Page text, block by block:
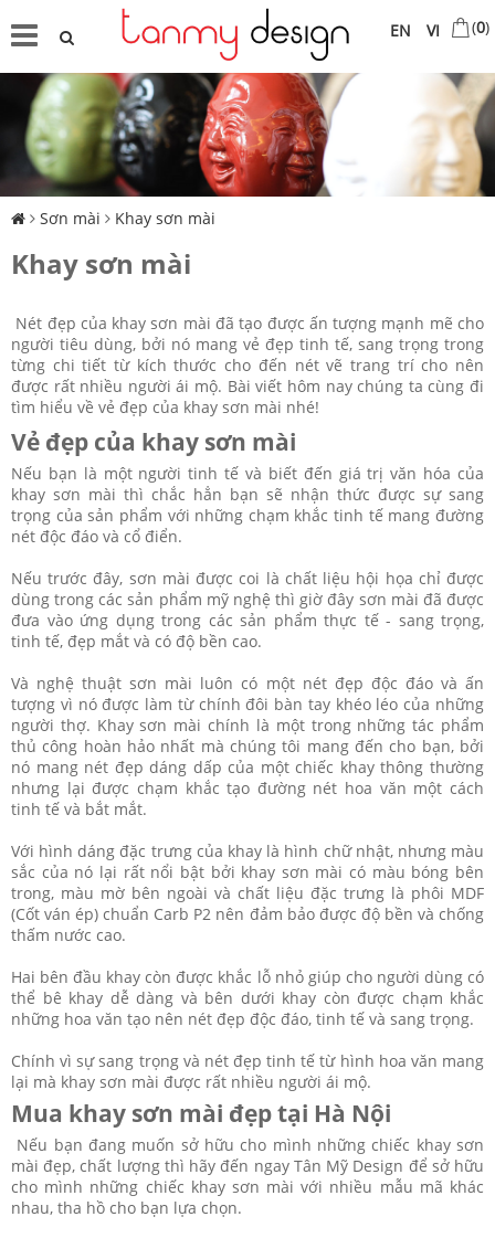
VI
EN (0)
Sơn mài Khay sơn mài
Khay sơn mài
Nét đẹp của khay sơn mài đã tạo được ấn tượng mạnh mẽ cho
người tiêu dùng, bởi nó mang vẻ đẹp tinh tế, sang trọng trong
từng chi tiết từ kích thước cho đến nét vẽ trang trí cho nên
được rất nhiều người ái mộ. Bài viết hôm nay chúng ta cùng đi
tìm hiểu về vẻ đẹp của khay sơn mài nhé!
Vẻ đẹp của khay sơn mài
Nếu bạn là một người tinh tế và biết đến giá trị văn hóa của
khay sơn mài thì chắc hẳn bạn sẽ nhận thức được sự sang
trọng của sản phẩm với những chạm khắc tinh tế mang đường
nét độc đáo và cổ điển.
Nếu trước đây, sơn mài được coi là chất liệu hội họa chỉ được
dùng trong các sản phẩm mỹ nghệ thì giờ đây sơn mài đã được
đưa vào ứng dụng trong các sản phẩm thực tế - sang trọng,
tinh tế, đẹp mắt và có độ bền cao.
Và nghệ thuật sơn mài luôn có một nét đẹp độc đáo và ấn
tượng vì nó được làm từ chính đôi bàn tay khéo léo của những
người thợ. Khay sơn mài chính là một trong những tác phẩm
thủ công hoàn hảo nhất mà chúng tôi mang đến cho bạn, bởi
nó mang nét đẹp dáng dấp của một chiếc khay thông thường
nhưng lại được chạm khắc tạo đường nét hoa văn một cách
tinh tế và bắt mắt.
Với hình dáng đặc trưng của khay là hình chữ nhật, nhưng màu
sắc của nó lại rất nổi bật bởi khay sơn mài có màu bóng bên
trong, màu mờ bên ngoài và chất liệu đặc trưng là phôi MDF
(Cốt ván ép) chuẩn Carb P2 nên đảm bảo được độ bền và chống
thấm nước cao.
Hai bên đầu khay còn được khắc lỗ nhỏ giúp cho người dùng có
thể bê khay dễ dàng và bên dưới khay còn được chạm khắc
những hoa văn tạo nên nét đẹp độc đáo, tinh tế và sang trọng.
Chính vì sự sang trọng và nét đẹp tinh tế từ hình hoa văn mang
lại mà khay sơn mài được rất nhiều người ái mộ.
Mua khay sơn mài đẹp tại Hà Nội
Nếu bạn đang muốn sở hữu cho mình những chiếc khay sơn
mài đẹp, chất lượng thì hãy đến ngay Tân Mỹ Design để sở hữu
cho mình những chiếc khay sơn mài với nhiều mẫu mã khác
nhau, tha hồ cho bạn lựa chọn.